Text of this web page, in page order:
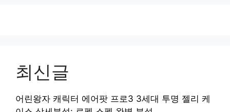
최신글
어린왕자 캐릭터 에어팟 프로3 3세대 투명 젤리 케